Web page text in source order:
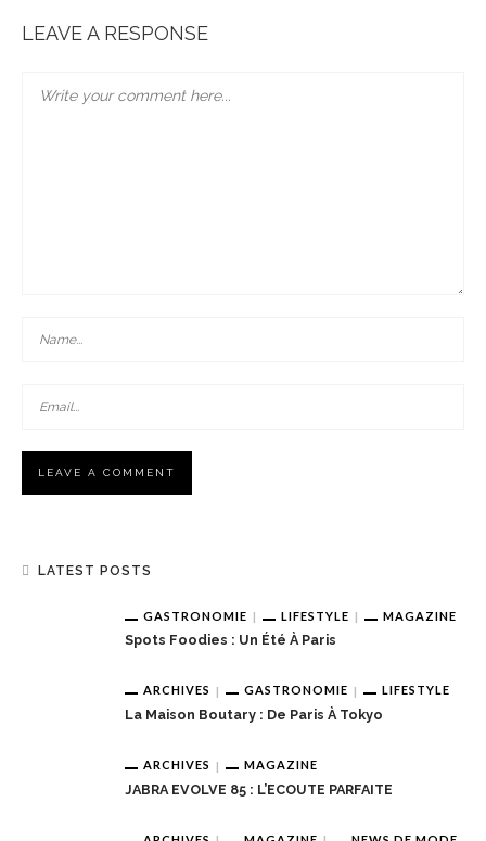
LEAVE A RESPONSE
LATEST POSTS
GASTRONOMIE LIFESTYLE MAGAZINE
Spots Foodies : Un Été À Paris
ARCHIVES GASTRONOMIE LIFESTYLE
La Maison Boutary : De Paris À Tokyo
ARCHIVES MAGAZINE
JABRA EVOLVE 85 : L’ECOUTE PARFAITE